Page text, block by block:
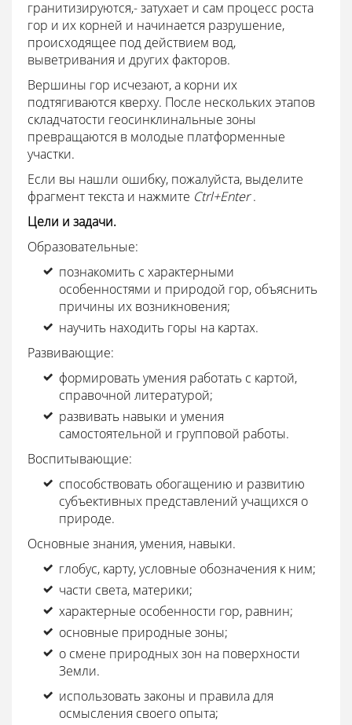
гранитизируются,- затухает и сам процесс роста
гор и их корней и начинается разрушение,
происходящее под действием вод,
выветривания и других факторов.
Вершины гор исчезают, а корни их
подтягиваются кверху. После нескольких этапов
складчатости геосинклинальные зоны
превращаются в молодые платформенные
участки.
Если вы нашли ошибку, пожалуйста, выделите
фрагмент текста и нажмите Ctrl+Enter.
Цели и задачи.
Образовательные:
познакомить с характерными
особенностями и природой гор, объяснить
причины их возникновения;
научить находить горы на картах.
Развивающие:
формировать умения работать с картой,
справочной литературой;
развивать навыки и умения
самостоятельной и групповой работы.
Воспитывающие:
способствовать обогащению и развитию
субъективных представлений учащихся о
природе.
Основные знания, умения, навыки.
глобус, карту, условные обозначения к ним;
части света, материки;
характерные особенности гор, равнин;
основные природные зоны;
о смене природных зон на поверхности
Земли.
использовать законы и правила для
осмысления своего опыта;